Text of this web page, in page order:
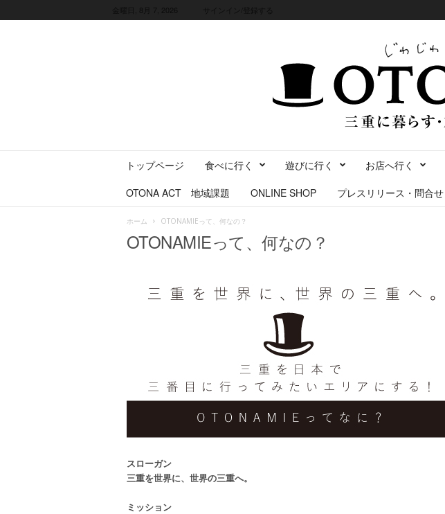
金曜日, 8月 7, 2026
トップページ 食べに行く 遊びに行く お店へ行く
OTONA ACT 地域課題
ONLINE SHOP プレスリリース・問合せ
ホーム OTONAMIEって、何なの？
OTONAMIEって、何なの？
スローガン
三重を世界に、世界の三重へ。
ミッション